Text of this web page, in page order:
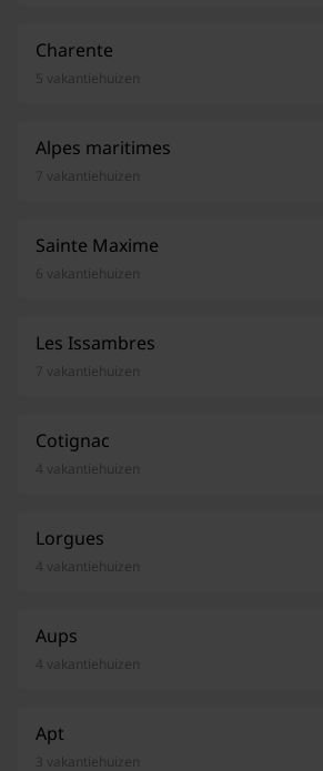
Charente
5 vakantiehuizen
Alpes maritimes
7 vakantiehuizen
Sainte Maxime
6 vakantiehuizen
Les Issambres
7 vakantiehuizen
Cotignac
4 vakantiehuizen
Lorgues
4 vakantiehuizen
Aups
4 vakantiehuizen
Apt
3 vakantiehuizen